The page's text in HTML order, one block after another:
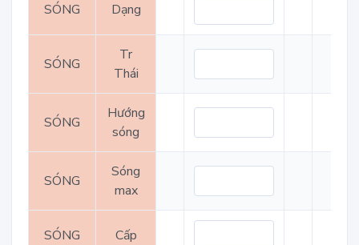
SÓNG Dạng
SÓNG
Tr
Thái
SÓNG
Hướng
sóng
SÓNG
Sóng
max
SÓNG Cấp